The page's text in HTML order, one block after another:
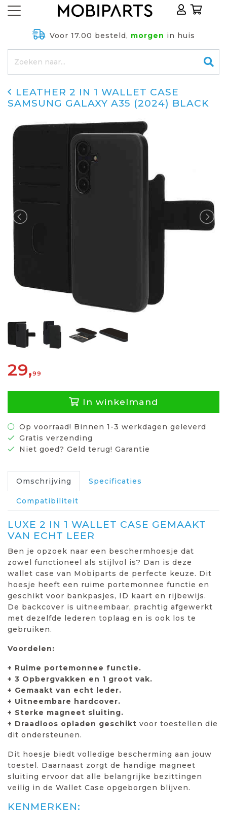
Voor 17.00 besteld, morgen in huis
LEATHER 2 IN 1 WALLET CASE
SAMSUNG GALAXY A35 (2024) BLACK
29,99
In winkelmand
Op voorraad! Binnen 1-3 werkdagen geleverd
Gratis verzending
Niet goed? Geld terug! Garantie
Omschrijving Specificaties
Compatibiliteit
LUXE 2 IN 1 WALLET CASE GEMAAKT
VAN ECHT LEER
Ben je opzoek naar een beschermhoesje dat
zowel functioneel als stijlvol is? Dan is deze
wallet case van Mobiparts de perfecte keuze. Dit
hoesje heeft een ruime portemonnee functie en
geschikt voor bankpasjes, ID kaart en rijbewijs.
De backcover is uitneembaar, prachtig afgewerkt
met dezelfde lederen toplaag en is ook los te
gebruiken.
Voordelen:
+ Ruime portemonnee functie.
+ 3 Opbergvakken en 1 groot vak.
+ Gemaakt van echt leder.
+ Uitneembare hardcover.
+ Sterke magneet sluiting.
+ Draadloos opladen geschikt voor toestellen die
dit ondersteunen.
Dit hoesje biedt volledige bescherming aan jouw
toestel. Daarnaast zorgt de handige magneet
sluiting ervoor dat alle belangrijke bezittingen
veilig in de Wallet Case opgeborgen blijven.
KENMERKEN: